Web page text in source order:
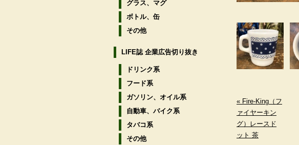
« Fire-King（フ
ァイヤーキン
グ）レースド
ット 茶
グラス、マグ
ボトル、缶
その他
LIFE誌 企業広告切り抜き
ドリンク系
フード系
ガソリン、オイル系
自動車、バイク系
タバコ系
その他